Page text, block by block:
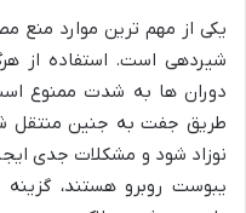
یکی از مهم ترین موارد منع
شیردهی است. استفاده از
دوران ها به شدت ممنوع
طریق جفت به جنین منتقل
نوزاد شود و مشکلات جدی
یبوست روبرو هستند،